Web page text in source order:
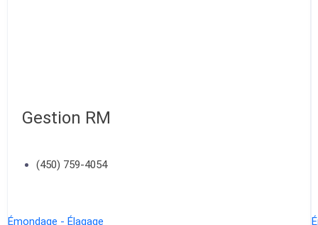
Gestion RM
(450) 759-4054
Émondage - Élagage